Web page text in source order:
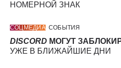
НОМЕРНОЙ ЗНАК
СОЦМЕДИА СОБЫТИЯ
DISCORD МОГУТ
УЖЕ В БЛИЖАЙШИЕ ДНИ